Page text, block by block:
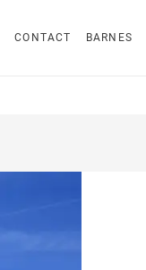
CONTACT BARNES